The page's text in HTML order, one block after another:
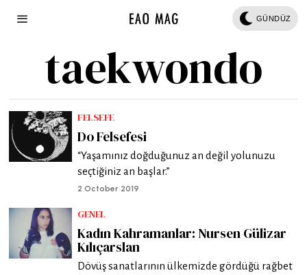
GÜNDÜZ
taekwondo
FELSEFE
Do Felsefesi
“Yaşamınız doğduğunuz an değil yolunuzu
seçtiğiniz an başlar.”
2 October 2019
GENEL
Kadın Kahramanlar: Nursen Gülizar
Kılıçarslan
Dövüş sanatlarının ülkemizde gördüğü rağbet